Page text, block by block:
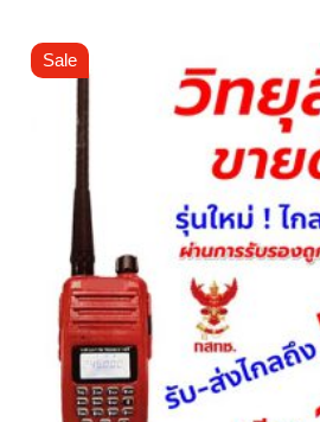
Sale